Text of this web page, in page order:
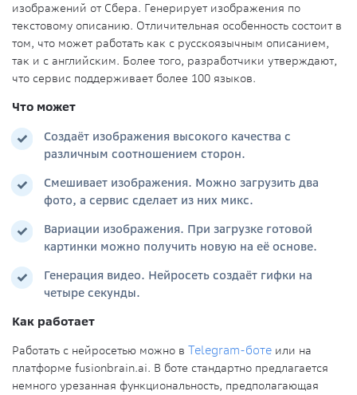
изображений от Сбера. Генерирует изображения по
текстовому описанию. Отличительная особенность состоит в
том, что может работать как с русскоязычным описанием,
так и с английским. Более того, разработчики утверждают,
что сервис поддерживает более 100 языков.
Что может
Создаёт изображения высокого качества с
различным соотношением сторон.
Смешивает изображения. Можно загрузить два
фото, а сервис сделает из них микс.
Вариации изображения. При загрузке готовой
картинки можно получить новую на её основе.
Генерация видео. Нейросеть создаёт гифки на
четыре секунды.
Как работает
Работать с нейросетью можно в Telegram-боте или на
платформе fusionbrain.ai. В боте стандартно предлагается
немного урезанная функциональность, предполагающая